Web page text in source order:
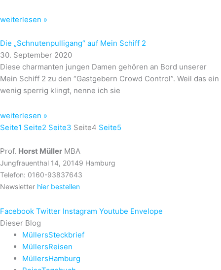
weiterlesen »
Die „Schnutenpulligang“ auf Mein Schiff 2
30. September 2020
Diese charmanten jungen Damen gehören an Bord unserer
Mein Schiff 2 zu den “Gastgebern Crowd Control”. Weil das ein
wenig sperrig klingt, nenne ich sie
weiterlesen »
Seite1 Seite2 Seite3 Seite4 Seite5
Prof. Horst Müller MBA
Jungfrauenthal 14, 20149 Hamburg
Telefon: 0160-93837643
Newsletter hier bestellen
Facebook Twitter Instagram Youtube Envelope
Dieser Blog
MüllersSteckbrief
MüllersReisen
MüllersHamburg